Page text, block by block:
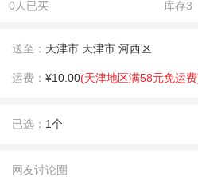
0人已买 库存3
送至： 天津市 天津市 河西区
运费： ¥10.00(天津地区满58元免运
已选： 1个
网友讨论圈